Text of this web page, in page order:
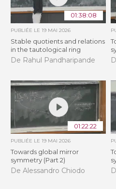
01:38:08
PUBLIÉE LE19 MAI 2026
Stable quotients and relations
in the tautological ring
De Rahul Pandharipande
01:22:22
PUBLIÉE LE19 MAI 2026
Towards global mirror
symmetry (Part 2)
De Alessandro Chiodo